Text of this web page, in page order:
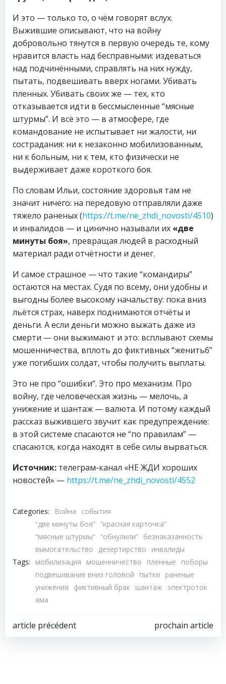
И это — только то, о чём говорят вслух.
Выжившие описывают, что на войну
добровольно тянутся в первую очередь те, кому
нравится власть над бесправными: издеваться
над подчинёнными, справлять на них нужду,
пытать, подвешивать вверх ногами. Убивать
пленных. Убивать своих же — тех, кто
отказывается идти в бессмысленные “мясные
штурмы”. И всё это — в атмосфере, где
командование не испытывает ни жалости, ни
сострадания: ни к незаконно мобилизованным,
ни к больным, ни к тем, кто физически не
выдерживает даже короткого боя.
По словам Ильи, состояние здоровья там не
значит ничего: на передовую отправляли даже
тяжело раненых (https://t.me/ne_zhdi_novosti/4510)
и инвалидов — и цинично называли их «две
минуты боя», превращая людей в расходный
материал ради отчётности и денег.
И самое страшное — что такие “командиры”
остаются на местах. Судя по всему, они удобны и
выгодны более высокому начальству: пока вниз
льётся страх, наверх поднимаются отчёты и
деньги. А если деньги можно выжать даже из
смерти — они выжимают и это: всплывают схемы
мошенничества, вплоть до фиктивных “женитьб”
уже погибших солдат, чтобы получить выплаты.
Это не про “ошибки”. Это про механизм. Про
войну, где человеческая жизнь — мелочь, а
унижение и шантаж — валюта. И потому каждый
рассказ выжившего звучит как предупреждение:
в этой системе спасаются не “по правилам” —
спасаются, когда находят в себе силы вырваться.
Источник: телеграм-канал «НЕ ЖДИ хороших
новостей» — https://t.me/ne_zhdi_novosti/4552
Categories: Война события
Tags:
“две минуты боя” “красная карточка”
“мясные штурмы” “обнулили” безнаказанность
вымогательство
дезертирство
инвалиды
мобилизация
мошенничество пленные
поборы
подвешивание вниз головой
пытки
раненые
унижения
фиктивный брак шантаж электроток
яма
Навигация
article précédent
Навигация
prochain article